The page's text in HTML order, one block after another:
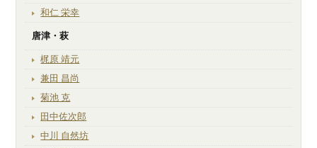
和仁 栄幸
唐津・萩
梶原 靖元
兼田 昌尚
菊池 克
田中佐次郎
中川 自然坊